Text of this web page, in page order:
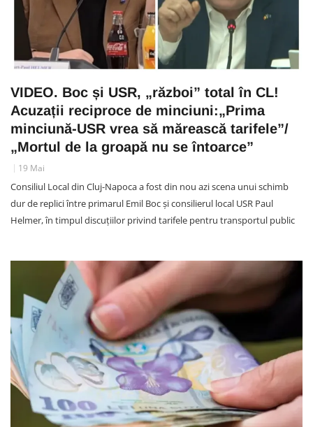
VIDEO. Boc și USR, „război” total în CL!
Acuzații reciproce de minciuni:„Prima
minciună-USR vrea să mărească tarifele”/
„Mortul de la groapă nu se întoarce”
19 Mai
Consiliul Local din Cluj-Napoca a fost din nou azi scena unui schimb
dur de replici între primarul Emil Boc și consilierul local USR Paul
Helmer, în timpul discuțiilor privind tarifele pentru transportul public